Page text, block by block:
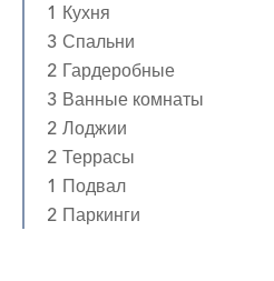
1 Кухня
3 Спальни
2 Гардеробные
3 Ванные комнаты
2 Лоджии
2 Террасы
1 Подвал
2 Паркинги